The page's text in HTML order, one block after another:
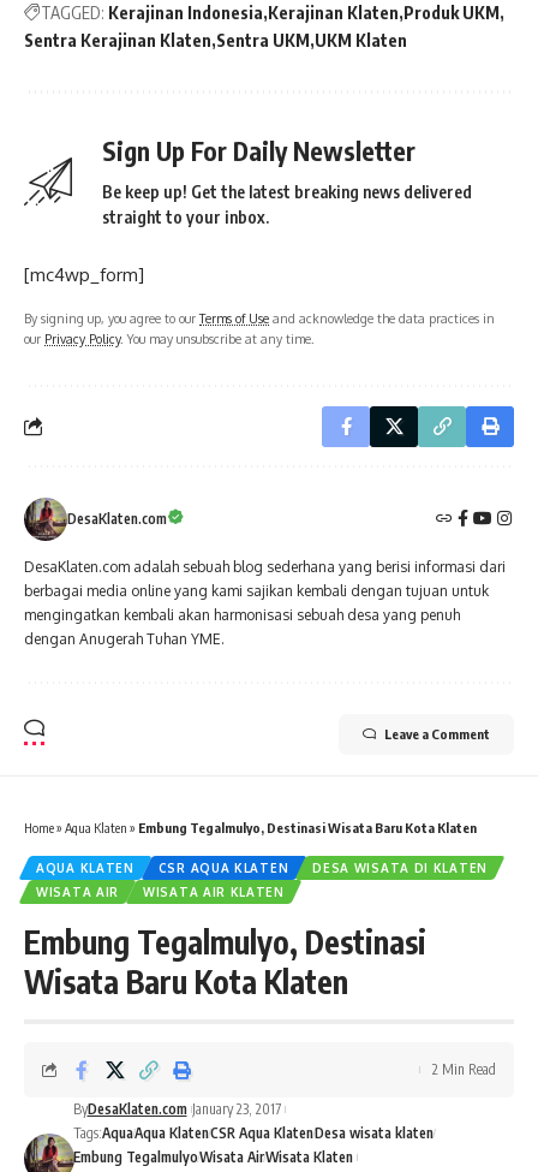
TAGGED: Kerajinan Indonesia Kerajinan Klaten Produk UKM
Sentra Kerajinan Klaten Sentra UKM UKM Klaten
Sign Up For Daily Newsletter
Be keep up! Get the latest breaking news delivered
straight to your inbox.
[mc4wp_form]
By signing up, you agree to ourTerms of Use and acknowledge the data practices in
our Privacy Policy. You may unsubscribe at any time.
DesaKlaten.com
DesaKlaten.com adalah sebuah blog sederhana yang berisi informasi dari
berbagai media online yang kami sajikan kembali dengan tujuan untuk
mengingatkan kembali akan harmonisasi sebuah desa yang penuh
dengan Anugerah Tuhan YME.
Leave a Comment
Home» Aqua Klaten » Embung Tegalmulyo, Destinasi Wisata Baru Kota Klaten
AQUA KLATEN CSR AQUA KLATEN
DESA WISATA DI KLATEN
WISATA AIR
WISATA AIR KLATEN
Embung Tegalmulyo, Destinasi
Wisata Baru Kota Klaten
ByDesaKlaten.com January 23, 2017
Tags:AquaAqua KlatenCSR Aqua KlatenDesa wisata klaten
Embung TegalmulyoWisata AirWisata Klaten
2 Min Read